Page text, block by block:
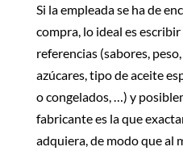
Si la empleada se ha de
compra, lo ideal es
referencias (sabores,
azúcares, tipo de aceite
o congelados, …) y
fabricante es la que
adquiera, de modo que al